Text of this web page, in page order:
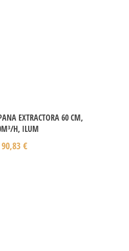
EXTRACTORA 60 CM,
H, ILUM
90,83 €